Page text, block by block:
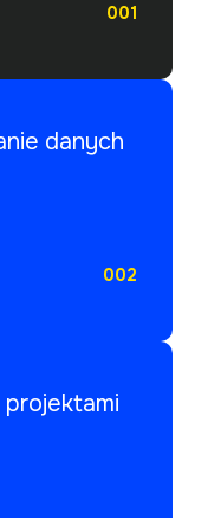
001
danych
002